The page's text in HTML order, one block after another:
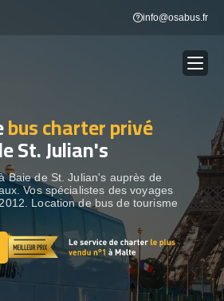
info@osabus.fr
Show dropdown
bus charter privé
St. Julian's
Baie de St. Julian's auprès de
Vos spécialistes des voyages
Location de bus de tourisme